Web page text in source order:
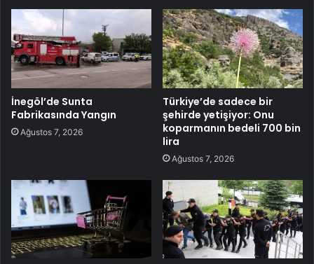
İnegöl’de Sunta
Fabrikasında Yangın
Ağustos 7, 2026
Türkiye’de sadece bir
şehirde yetişiyor: Onu
koparmanın bedeli 700 bin
lira
Ağustos 7, 2026